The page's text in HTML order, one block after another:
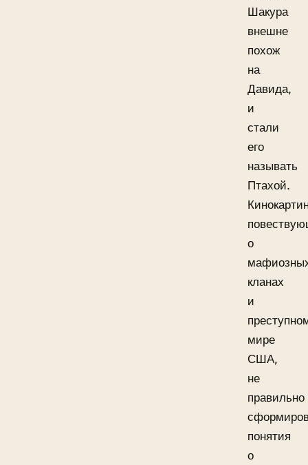
Шакура
внешне
похож
на
Давида,
и
стали
его
называть
Птахой.
о
кланах
и
мире
США,
не
правильно
понятия
о